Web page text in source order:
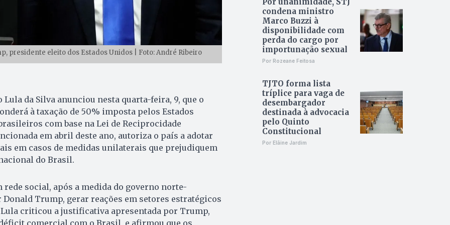
presidente eleito dos Estados Unidos | Foto: André Ribeiro
da Silva anunciou nesta quarta-feira, 9, que o
à taxação de 50% imposta pelos Estados
com base na Lei de Reciprocidade
em abril deste ano, autoriza o país a adotar
em casos de medidas unilaterais que prejudiquem
do Brasil.
rede social, após a medida do governo norte-
Trump, gerar reações em setores estratégicos
criticou a justificativa apresentada por Trump,
condena ministro
Marco Buzzi à
disponibilidade com
perda do cargo por
importunação sexual
Por Rozeane Feitosa
TJTO forma lista
tríplice para vaga de
desembargador
destinada à advocacia
pelo Quinto
Constitucional
Por Elâine Jardim